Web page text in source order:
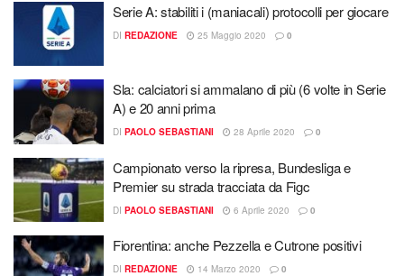
Serie A: stabiliti i (maniacali) protocolli per giocare
DI REDAZIONE 25 Maggio 2020 0
Sla: calciatori si ammalano di più (6 volte in Serie
A) e 20 anni prima
DI PAOLO SEBASTIANI 28 Aprile 2020 0
Campionato verso la ripresa, Bundesliga e
Premier su strada tracciata da Figc
DI PAOLO SEBASTIANI 6 Aprile 2020 0
Fiorentina: anche Pezzella e Cutrone positivi
DI REDAZIONE 14 Marzo 2020 0